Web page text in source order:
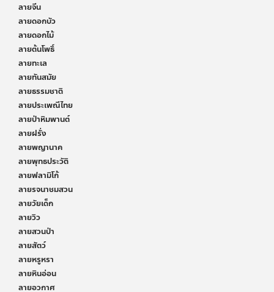
ลายจีน
ลายดอกบัว
ลายดอกไม้
ลายต้นโพธิ์
ลายทะเล
ลายทันสมัย
ลายธรรมชาติ
ลายประเพณีไทย
ลายป่าหิมพานต์
ลายฝรั่ง
ลายพญานาค
ลายพุทธประวัติ
ลายฟลามิโก้
ลายรจนาชมสวน
ลายวัยเด็ก
ลายวิว
ลายสวนป่า
ลายสัตว์
ลายหรูหรา
ลายหินอ่อน
ลายอวกาศ